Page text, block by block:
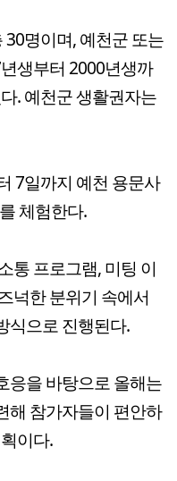
명이며, 예천군 또는
생부터 2000년생까
. 예천군 생활권자는
7일까지 예천 용문사
체험한다.
통 프로그램, 미팅 이
넉한 분위기 속에서
식으로 진행된다.
응을 바탕으로 올해는
해 참가자들이 편안하
이다.